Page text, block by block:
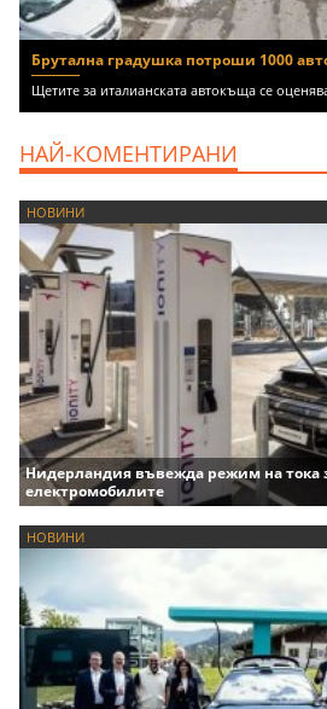
Брутална градушка потроши 1000
Щетите за италианската автокъща се
НАЙ-КОМЕНТИРАНИ
НОВИНИ
Нидерландия въвежда режим на тока
електромобилите
НОВИНИ